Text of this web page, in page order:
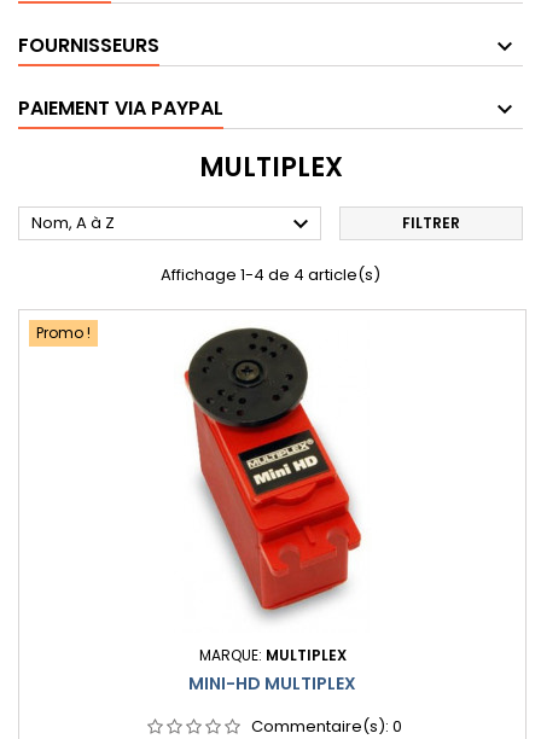
FOURNISSEURS
PAIEMENT VIA PAYPAL
MULTIPLEX
Nom, A à Z  FILTRER
Affichage 1-4 de 4 article(s)
Promo !
MARQUE: MULTIPLEX
MINI-HD MULTIPLEX
Commentaire(s): 0